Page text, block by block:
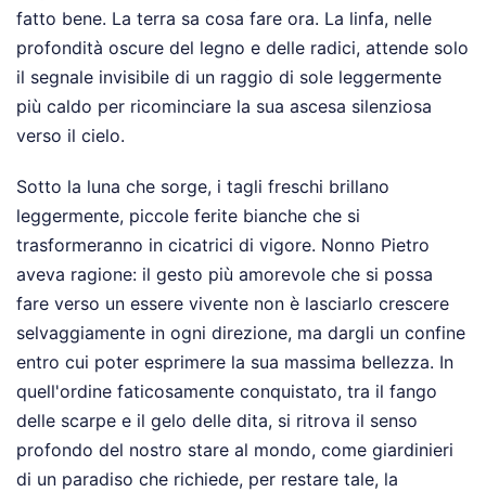
fatto bene. La terra sa cosa fare ora. La linfa, nelle
profondità oscure del legno e delle radici, attende solo
il segnale invisibile di un raggio di sole leggermente
più caldo per ricominciare la sua ascesa silenziosa
verso il cielo.
Sotto la luna che sorge, i tagli freschi brillano
leggermente, piccole ferite bianche che si
trasformeranno in cicatrici di vigore. Nonno Pietro
aveva ragione: il gesto più amorevole che si possa
fare verso un essere vivente non è lasciarlo crescere
selvaggiamente in ogni direzione, ma dargli un confine
entro cui poter esprimere la sua massima bellezza. In
quell'ordine faticosamente conquistato, tra il fango
delle scarpe e il gelo delle dita, si ritrova il senso
profondo del nostro stare al mondo, come giardinieri
di un paradiso che richiede, per restare tale, la